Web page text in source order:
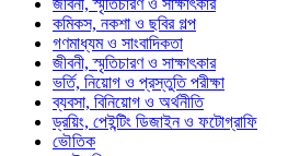
কমিকস, নকশা ও ছবির গল্প
গণমাধ্যম ও সাংবাদিকতা
জীবনী, স্মৃতিচারণ ও সাক্ষাৎকার
ভর্তি, নিয়োগ ও প্রস্তুতি পরীক্ষা
ব্যবসা, বিনিয়োগ ও অর্থনীতি
ড্রয়িং, পেইন্টিং ডিজাইন ও ফটোগ্রাফি
ভৌতিক